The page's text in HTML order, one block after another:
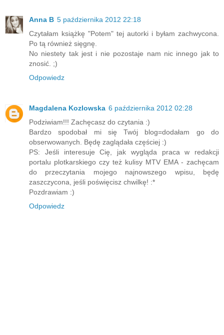
Anna B 5 października 2012 22:18
Czytałam książkę "Potem" tej autorki i byłam zachwycona.
Po tą również sięgnę.
No niestety tak jest i nie pozostaje nam nic innego jak to
znosić. ;)
Odpowiedz
Magdalena Kozlowska 6 października 2012 02:28
Podziwiam!!! Zachęcasz do czytania :)
Bardzo spodobał mi się Twój blog=dodałam go do
obserwowanych. Będę zaglądała częściej :)
PS: Jeśli interesuje Cię, jak wygląda praca w redakcji
portalu plotkarskiego czy też kulisy MTV EMA - zachęcam
do przeczytania mojego najnowszego wpisu, będę
zaszczycona, jeśli poświęcisz chwilkę! :*
Pozdrawiam :)
Odpowiedz